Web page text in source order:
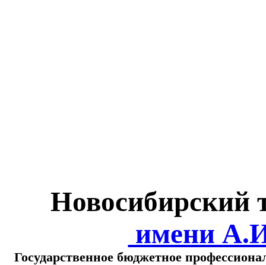
Новосибирский
имени
Государственное бюджетное